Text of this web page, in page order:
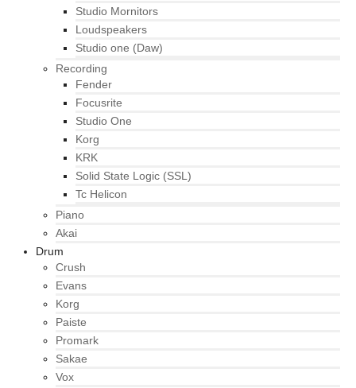
Studio Mornitors
Loudspeakers
Studio one (Daw)
Recording
Fender
Focusrite
Studio One
Korg
KRK
Solid State Logic (SSL)
Tc Helicon
Piano
Akai
Drum
Crush
Evans
Korg
Paiste
Promark
Sakae
Vox